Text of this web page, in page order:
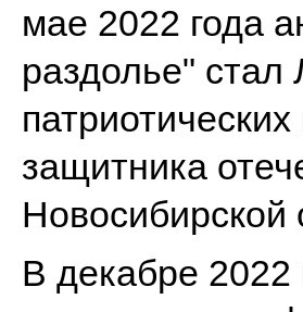
мае 2022 года
раздолье" стал
защитника
Новосибирской
В декабре 2022